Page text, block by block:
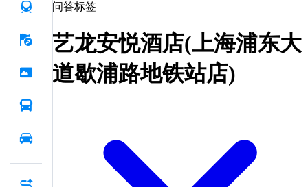
问答标签
艺龙安悦酒店(上海浦东大
道歇浦路地铁站店)